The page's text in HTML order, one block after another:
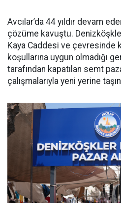
Avcılar’da 44 yıldır devam
çözüme kavuştu.
Kaya Caddesi ve çevresinde
koşullarına uygun olmadığı
tarafından kapatılan semt
çalışmalarıyla yeni yerine